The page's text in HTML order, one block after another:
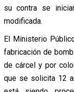
su contra se
modificada.
El Ministerio
fabricación de
de cárcel y por
que se solicita 12